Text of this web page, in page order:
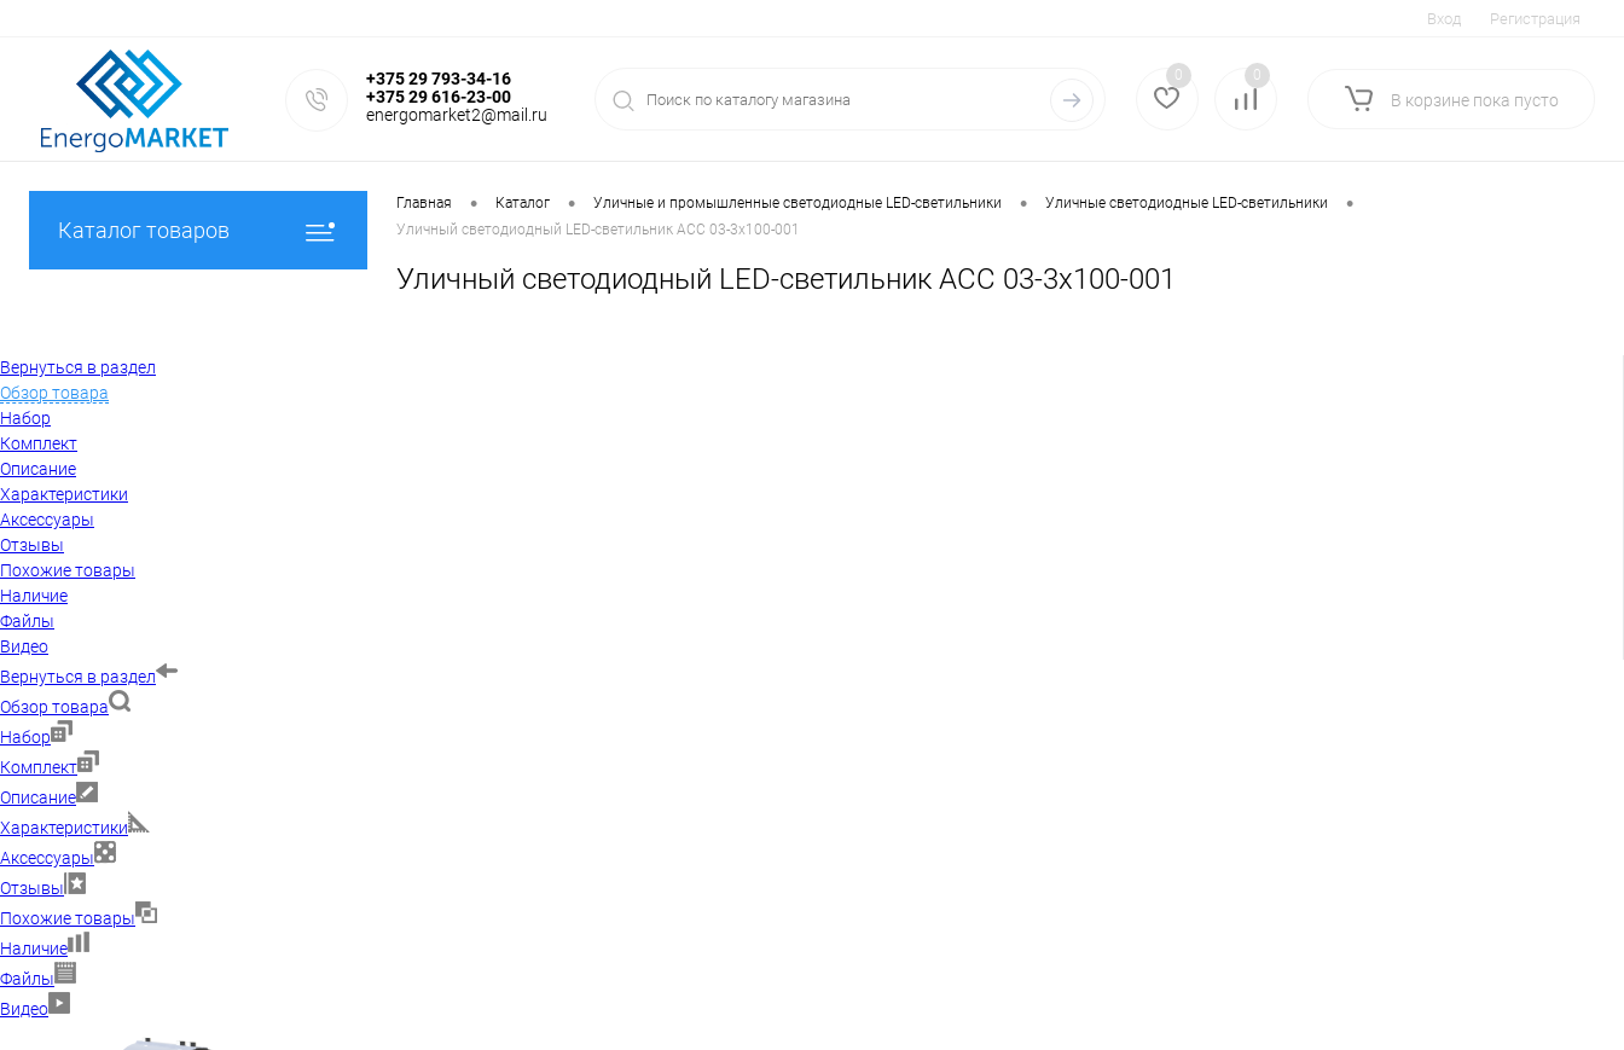
Вход Регистрация
+375 29 793-34-16
+375 29 616-23-00
energomarket2@mail.ru
0 0
В корзине пока пусто
Каталог товаров
Главная • Каталог • Уличные и промышленные светодиодные LED-светильники • Уличные светодиодные LED-светильники •
Уличный светодиодный LED-светильник АСС 03-3x100-001
Уличный светодиодный LED-светильник АСС 03-3x100-001
Вернуться в раздел
Обзор товара
Набор
Комплект
Описание
Характеристики
Аксессуары
Отзывы
Похожие товары
Наличие
Файлы
Видео
Вернуться в раздел
Обзор товара
Набор
Комплект
Описание
Характеристики
Аксессуары
Отзывы
Похожие товары
Наличие
Файлы
Видео